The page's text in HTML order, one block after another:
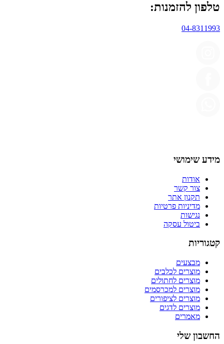
טלפון להזמנות:
04-8311993
מידע שימושי
אודות
צור קשר
תקנון אתר
מדיניות פרטיות
נגישות
ביטול עסקה
קטגוריות
מבצעים
מוצרים לכלבים
מוצרים לחתולים
מוצרים למכרסמים
מוצרים לציפורים
מוצרים לדגים
מאמרים
החשבון שלי